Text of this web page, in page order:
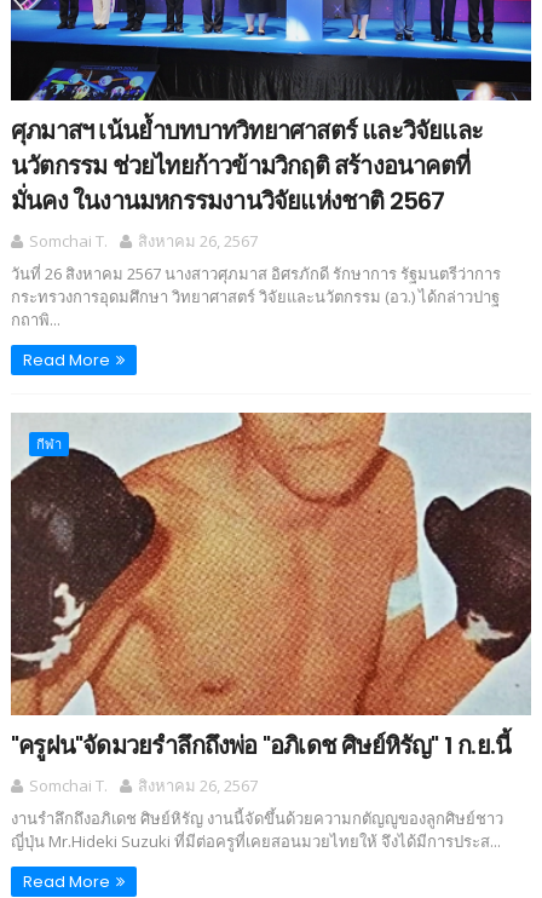
ศุภมาสฯ เน้นย้ำบทบาทวิทยาศาสตร์ และวิจัยและ
นวัตกรรม ช่วยไทยก้าวข้ามวิกฤติ สร้างอนาคตที่
มั่นคง ในงานมหกรรมงานวิจัยแห่งชาติ 2567
Somchai T.
สิงหาคม 26, 2567
วันที่ 26 สิงหาคม 2567 นางสาวศุภมาส อิศรภักดี รักษาการ รัฐมนตรีว่าการ
กระทรวงการอุดมศึกษา วิทยาศาสตร์ วิจัยและนวัตกรรม (อว.) ได้กล่าวปาฐ
กถาพิ...
Read More
กีฬา
"ครูฝน"จัดมวยรำลึกถึงพ่อ "อภิเดช ศิษย์หิรัญ" 1 ก.ย.นี้
Somchai T.
สิงหาคม 26, 2567
งานรำลึกถึงอภิเดช ศิษย์หิรัญ งานนี้จัดขึ้นด้วยความกตัญญูของลูกศิษย์ชาว
ญี่ปุ่น Mr.Hideki Suzuki ที่มีต่อครูที่เคยสอนมวยไทยให้ จึงได้มีการประส...
Read More